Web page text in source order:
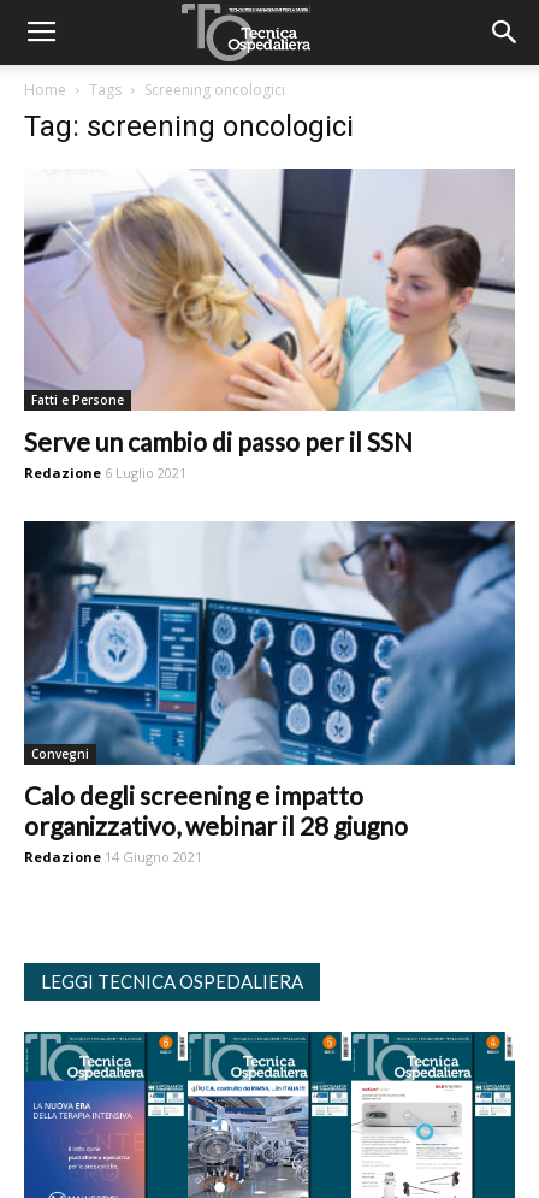
Home Tags Screening oncologici
Tag: screening oncologici
Fatti e Persone
Serve un cambio di passo per il SSN
Redazione 6 Luglio 2021
Convegni
Calo degli screening e impatto
organizzativo, webinar il 28 giugno
Redazione 14 Giugno 2021
LEGGI TECNICA OSPEDALIERA